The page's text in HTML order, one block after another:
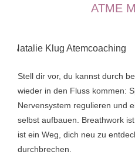
ATME
Stell dir vor, du kannst durch
wieder in den Fluss kommen:
Nervensystem regulieren und
selbst aufbauen. Breathwork
ist ein Weg, dich neu zu
durchbrechen.